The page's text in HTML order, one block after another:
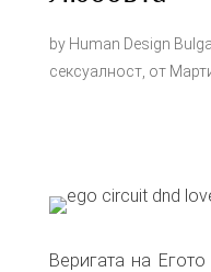
by Human Design
сексуалност, от
Веригата на